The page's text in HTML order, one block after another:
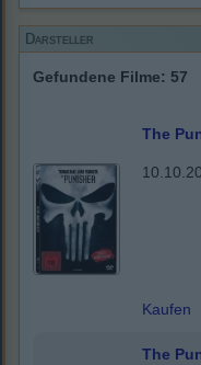
Darsteller
Gefundene Filme: 57
The
Kaufen
The